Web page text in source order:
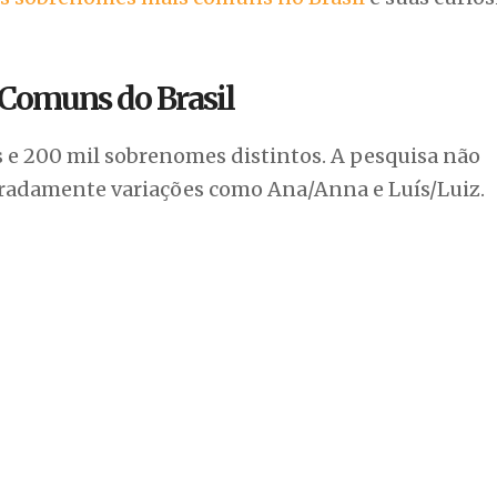
do Brasil
200 mil sobrenomes distintos. A pesquisa não
variações como Ana/Anna e Luís/Luiz.